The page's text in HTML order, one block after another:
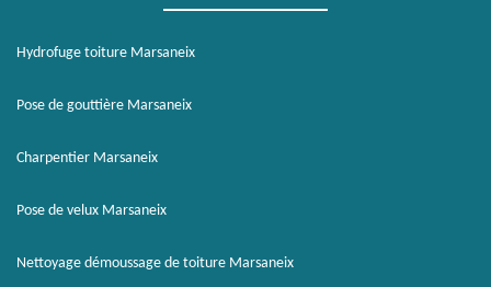
Hydrofuge toiture Marsaneix
Pose de gouttière Marsaneix
Charpentier Marsaneix
Pose de velux Marsaneix
Nettoyage démoussage de toiture Marsaneix